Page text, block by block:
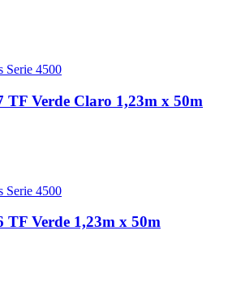
Serie 4500
TF Verde Claro 1,23m x 50m
Serie 4500
TF Verde 1,23m x 50m